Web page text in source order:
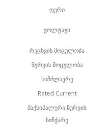
ფერი
ვოლტაჟი
რეცხვის მოცულობა
წურვის მოცულობა
სიმძლავრე
Rated Current
მაქსიმალური წურვის
სიჩქარე